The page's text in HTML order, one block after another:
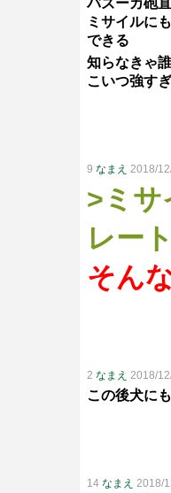
バズーカ砲
ミサイルに
できる
知らなきゃ
こいつ強すぎ
9 なまえ 2018/
>ミサ
レー
そん
2 なまえ 2018/
この後犬に
14 なまえ 2018/